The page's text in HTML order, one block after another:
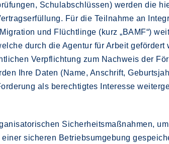
Schulabschlüssen) werden die
Für die Teilnahme an
und Flüchtlinge (kurz „BAMF“)
durch die Agentur für Arbeit
Verpflichtung zum Nachweis der
Ihre Daten (Name, Anschrift,
als berechtigtes Interesse
Sicherheitsmaßnahmen,
sicheren Betriebsumgebung